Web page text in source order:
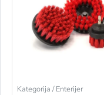
Kategorija / Enterijer